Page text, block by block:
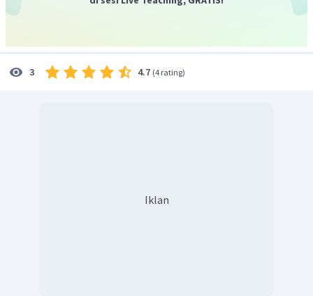
3 4.7 (4 rating)
Iklan